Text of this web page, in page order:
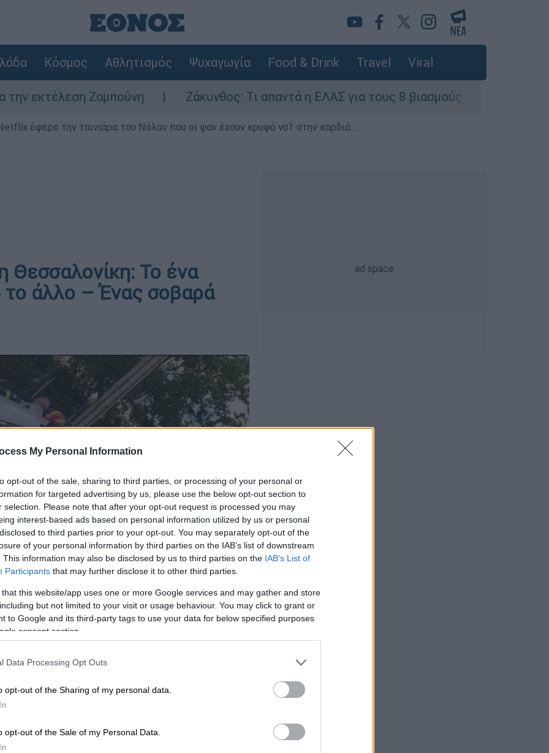
My Personal Information
opt-out of the sale, sharing to third parties, or processing of your personal or
for targeted advertising by us, please use the below opt-out section to
selection. Please note that after your opt-out request is processed you may
interest-based ads based on personal information utilized by us or personal
to third parties prior to your opt-out. You may separately opt-out of the
of your personal information by third parties on the IAB’s list of downstream
This information may also be disclosed by us to third parties on the IAB’s List of
Participants that may further disclose it to other third parties.
that this website/app uses one or more Google services and may gather and store
but not limited to your visit or usage behaviour. You may click to grant or
to Google and its third-party tags to use your data for below specified purposes
consent section.
Data Processing Opt Outs
opt-out of the Sharing of my personal data.
opt-out of the Sale of my Personal Data.
Κόσμος Αθλητισμός Ψυχαγωγία Food & Drink Travel Viral
Ζαμπούνη Ζάκυνθος: Τι απαντά η ΕΛΑΣ για τους 8 βιασμούς τουριστριών - «Μόνο
έφερε την ταινιάρα του Νόλαν που οι φαν έχουν κρυφό νο1 στην καρδιά...
Θεσσαλονίκη: Το ένα
το άλλο – Ένας σοβαρά
το ΕΘΝΟΣ στη Google
Θεσσαλονίκη